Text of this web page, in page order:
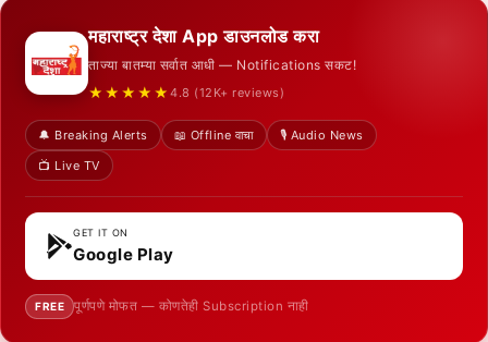
महाराष्ट्र देशा App डाउनलोड करा
ताज्या बातम्या सर्वात आधी — Notifications सकट!
★★★★★ 4.8 (12K+ reviews)
🔔 Breaking Alerts 📖 Offline वाचा
🎙️ Audio News
📺 Live TV
GET IT ON
Google Play
FREE पूर्णपणे मोफत — कोणतेही Subscription नाही